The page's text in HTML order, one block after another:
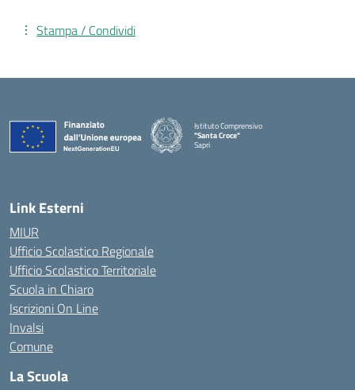
Stampa / Condividi
Istituto Comprensivo
"Santa Croce"
Sapri
— Visita la pagina iniziale della scuola
Link Esterni
MIUR
Ufficio Scolastico Regionale
Ufficio Scolastico Territoriale
Scuola in Chiaro
Iscrizioni On Line
Invalsi
Comune
La Scuola